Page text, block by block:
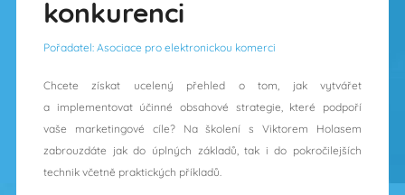
konkurenci
Pořadatel: Asociace pro elektronickou komerci
Chcete získat ucelený přehled o tom, jak vytvářet
a implementovat účinné obsahové strategie, které podpoří
vaše marketingové cíle? Na školení s Viktorem Holasem
zabrouzdáte jak do úplných základů, tak i do pokročilejších
technik včetně praktických příkladů.